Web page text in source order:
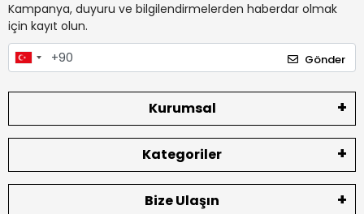
Kampanya, duyuru ve bilgilendirmelerden haberdar olmak
için kayıt olun.
Gönder
Kurumsal
Kategoriler
Bize Ulaşın